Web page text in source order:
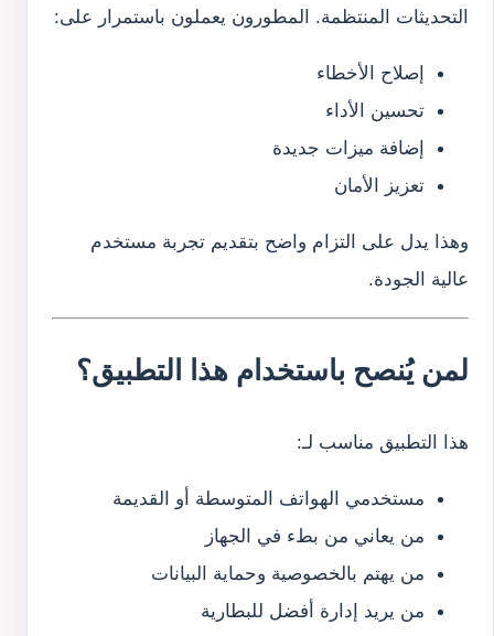
التحديثات المنتظمة. المطورون يعملون باستمرار على:
إصلاح الأخطاء
تحسين الأداء
إضافة ميزات جديدة
تعزيز الأمان
وهذا يدل على التزام واضح بتقديم تجربة مستخدم
عالية الجودة.
لمن يُنصح باستخدام هذا التطبيق؟
هذا التطبيق مناسب لـ:
مستخدمي الهواتف المتوسطة أو القديمة
من يعاني من بطء في الجهاز
من يهتم بالخصوصية وحماية البيانات
من يريد إدارة أفضل للبطارية